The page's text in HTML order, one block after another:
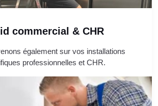
commercial & CHR
également sur vos installations
professionnelles et CHR.